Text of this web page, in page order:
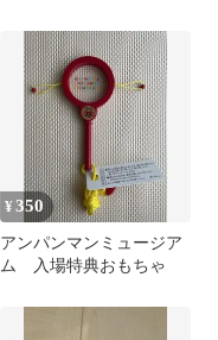
¥350
アンパンマンミュージア
ム 入場特典おもちゃ